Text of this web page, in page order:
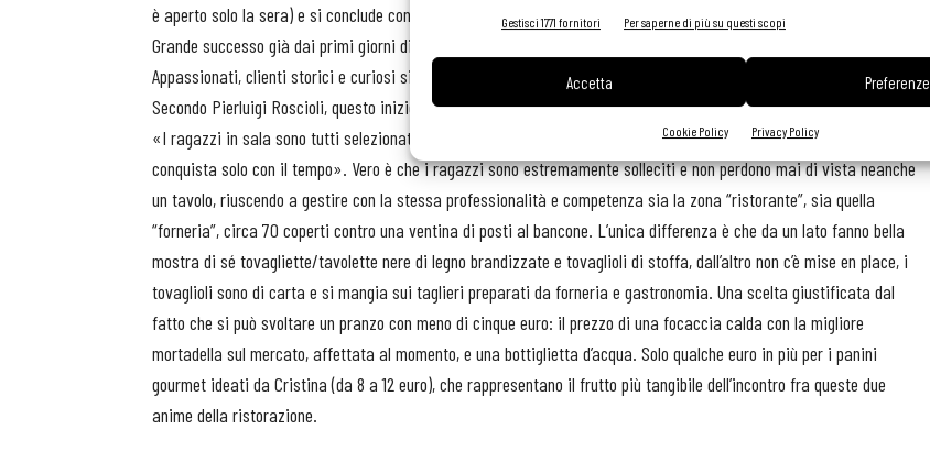
Gestisci 1771 fornitori Per saperne di più su questi scopi
Accetta Preferenze
Cookie Policy Privacy Policy
è aperto solo la sera) e si conclude con una corsa in motorino per fare la chiusura della serata ancora da Romeo.
Grande successo già dai primi giorni di apertura del locale, nonostante la scelta di non fare un’inaugurazione.
Appassionati, clienti storici e curiosi si sono precipitati ad assaggiare le preparazioni di questo nuovo ristorante.
Secondo Pierluigi Roscioli, questo inizio così scoppiettante ha messo a dura prova un servizio ancora in rodaggio.
«I ragazzi in sala sono tutti selezionati e bravissimi, ma manca ancora quella complicità e quell’amalgama che si
conquista solo con il tempo». Vero è che i ragazzi sono estremamente solleciti e non perdono mai di vista neanche
un tavolo, riuscendo a gestire con la stessa professionalità e competenza sia la zona “ristorante”, sia quella
“forneria”, circa 70 coperti contro una ventina di posti al bancone. L’unica differenza è che da un lato fanno bella
mostra di sé tovagliette/tavolette nere di legno brandizzate e tovaglioli di stoffa, dall’altro non c’è mise en place, i
tovaglioli sono di carta e si mangia sui taglieri preparati da forneria e gastronomia. Una scelta giustificata dal
fatto che si può svoltare un pranzo con meno di cinque euro: il prezzo di una focaccia calda con la migliore
mortadella sul mercato, affettata al momento, e una bottiglietta d’acqua. Solo qualche euro in più per i panini
gourmet ideati da Cristina (da 8 a 12 euro), che rappresentano il frutto più tangibile dell’incontro fra queste due
anime della ristorazione.